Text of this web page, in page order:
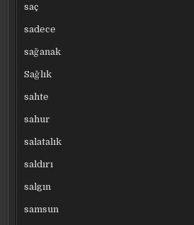
saç
sadece
sağanak
Sağlık
sahte
sahur
salatalık
saldırı
salgın
samsun